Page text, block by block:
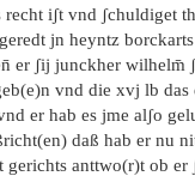
iʃt vnd ʃchuldiget
jn heyntz
er ʃij junckher wilhelm̄
vnd die xvj lb das
er hab es jme alʃo
daß hab er nu
gerichts anttwo(r)t ob er